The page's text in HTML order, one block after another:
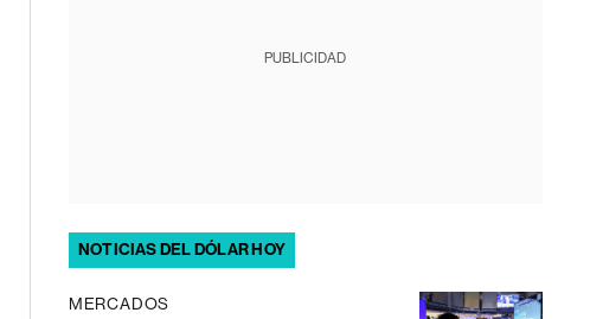
PUBLICIDAD
NOTICIAS DEL DÓLAR HOY
MERCADOS